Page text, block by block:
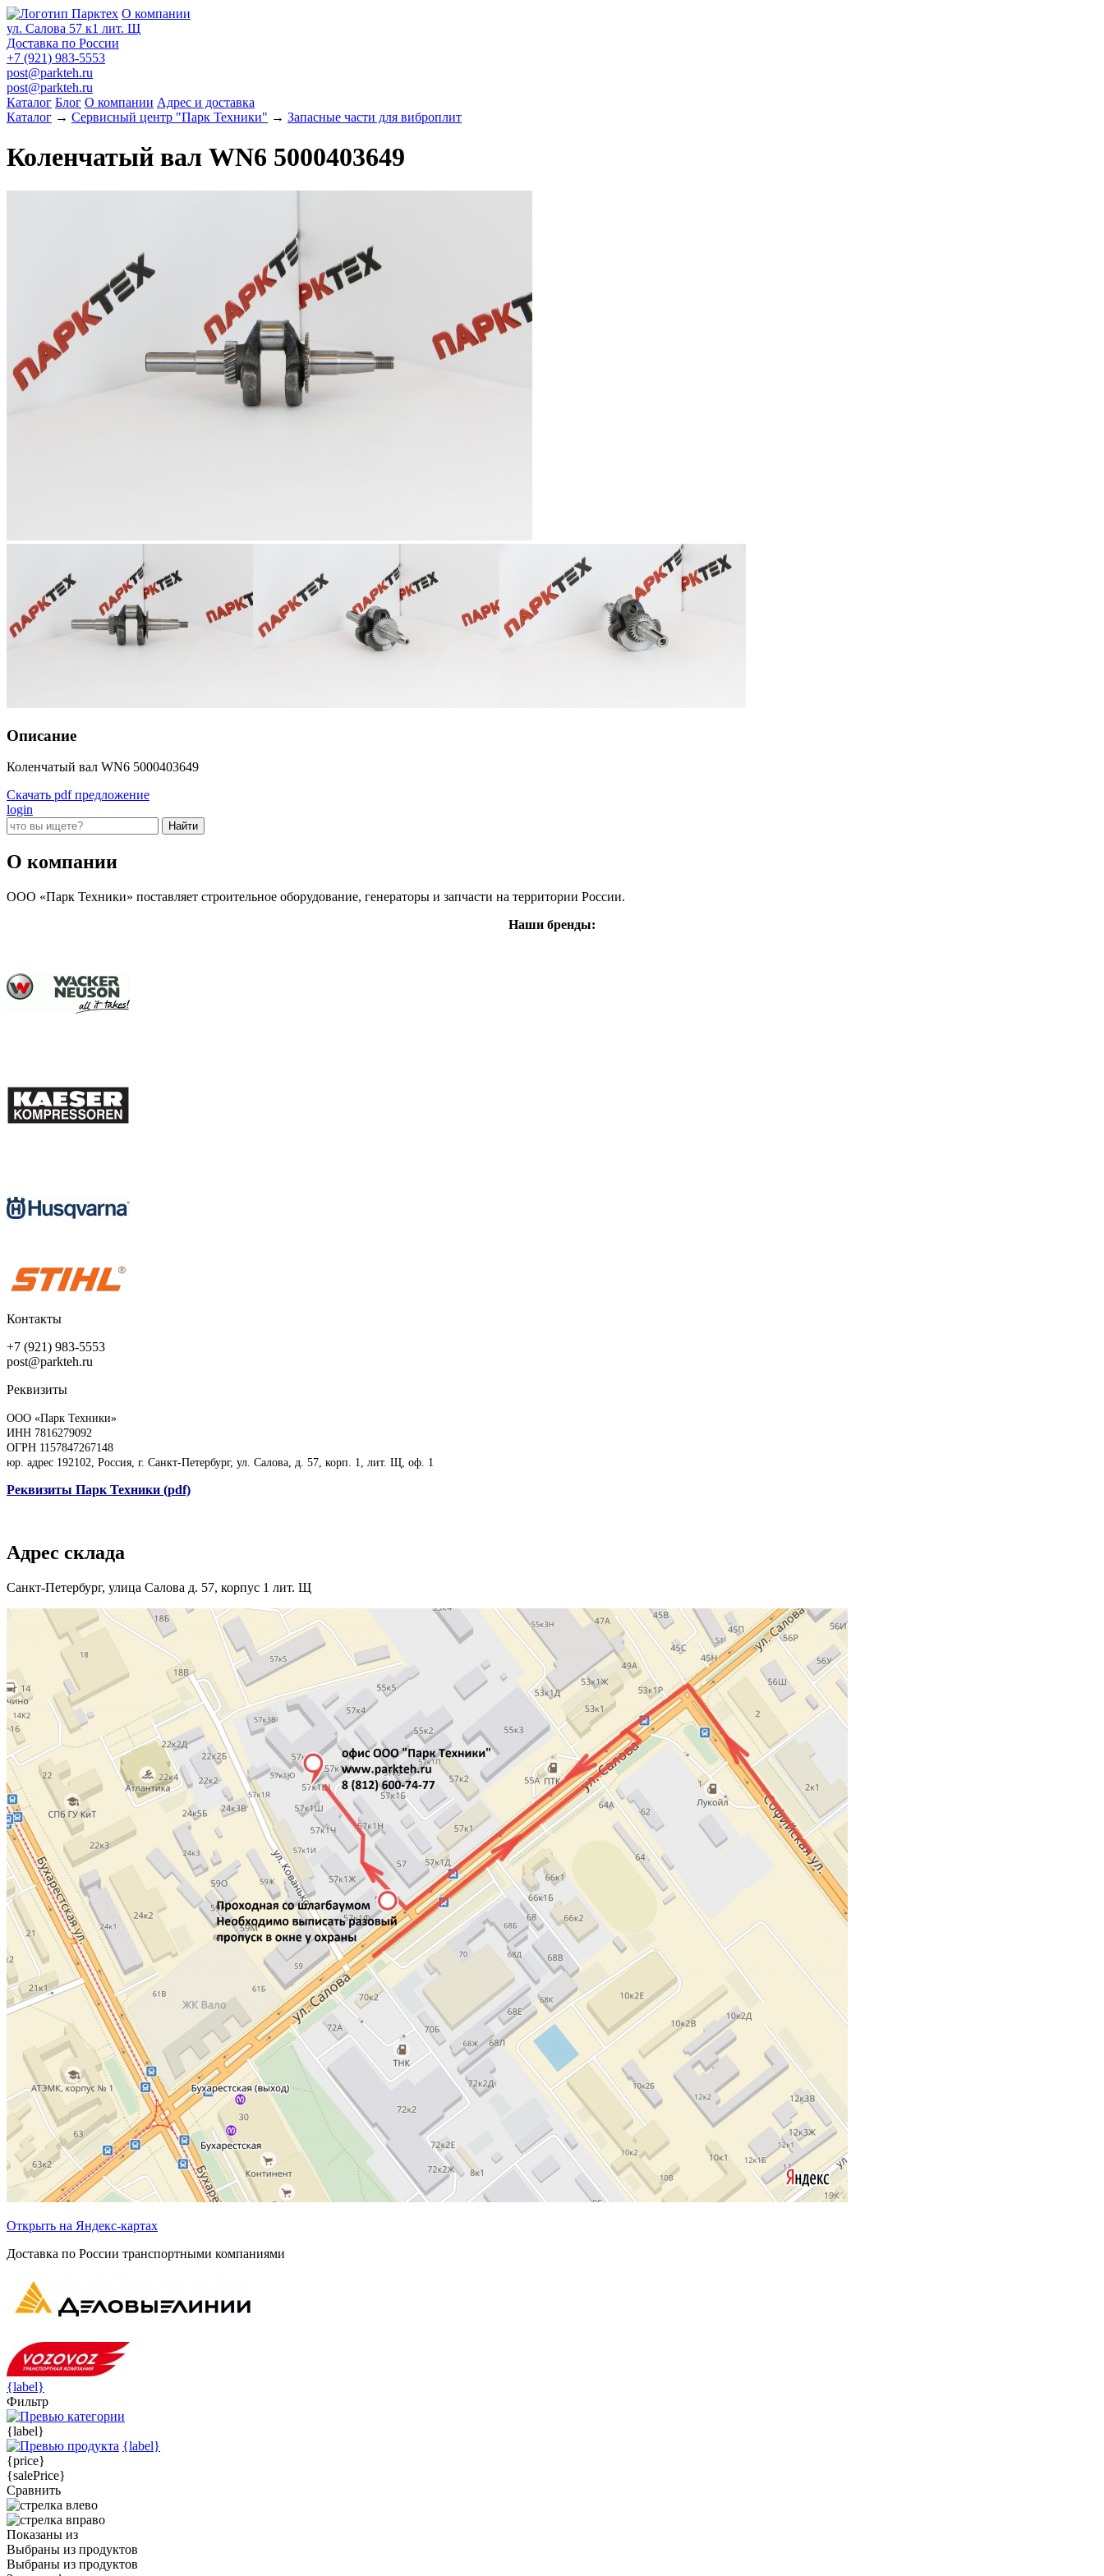
О компании
ул. Салова 57 к1 лит. Щ
Доставка по России
+7 (921) 983-5553
post@parkteh.ru
post@parkteh.ru
Каталог Блог О компании Адрес и доставка
Каталог → Сервисный центр "Парк Техники" → Запасные части для виброплит
Коленчатый вал WN6 5000403649
Описание
Коленчатый вал WN6 5000403649
Скачать pdf предложение
login
О компании
ООО «Парк Техники» поставляет строительное оборудование, генераторы и запчасти на территории России.
Наши бренды:
Контакты
+7 (921) 983-5553
post@parkteh.ru
Реквизиты
ООО «Парк Техники»
ИНН 7816279092
ОГРН 1157847267148
юр. адрес 192102, Россия, г. Санкт-Петербург, ул. Салова, д. 57, корп. 1, лит. Щ, оф. 1
Реквизиты Парк Техники (pdf)
Адрес склада
Санкт-Петербург, улица Салова д. 57, корпус 1 лит. Щ
Открыть на Яндекс-картах
Доставка по России транспортными компаниями
{label}
Фильтр
{label}
{label}
{price}
{salePrice}
Сравнить
Показаны из
Выбраны из продуктов
Выбраны из продуктов